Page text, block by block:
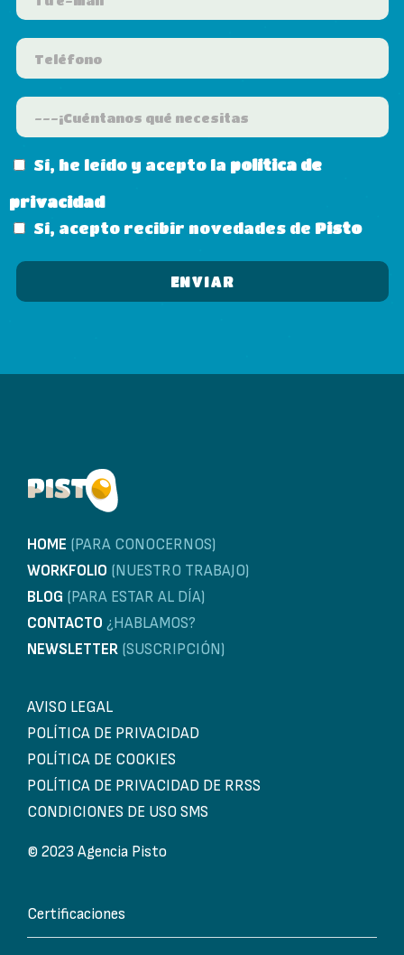
Sí, he leído y acepto la política de
privacidad
Sí, acepto recibir novedades de Pisto
HOME (PARA CONOCERNOS)
WORKFOLIO (NUESTRO TRABAJO)
BLOG (PARA ESTAR AL DÍA)
CONTACTO ¿HABLAMOS?
NEWSLETTER (SUSCRIPCIÓN)
AVISO LEGAL
POLÍTICA DE PRIVACIDAD
POLÍTICA DE COOKIES
POLÍTICA DE PRIVACIDAD DE RRSS
CONDICIONES DE USO SMS
© 2023 Agencia Pisto
Certificaciones